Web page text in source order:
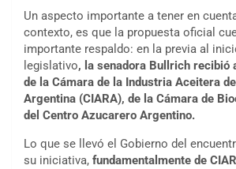
Un aspecto importante a tener en
contexto, es que la propuesta oficial
importante respaldo: en la previa al
legislativo, la senadora Bullrich recibió
de la Cámara de la Industria Aceitera
Argentina (CIARA), de la Cámara de
del Centro Azucarero Argentino.
Lo que se llevó el Gobierno del
su iniciativa, fundamentalmente de